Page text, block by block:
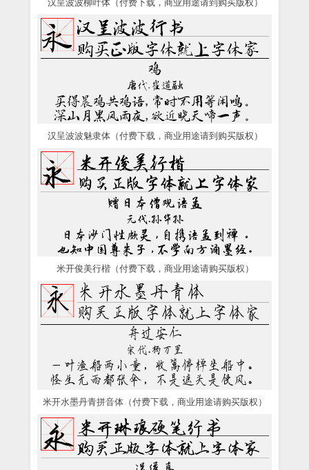
汉呈波波柳叶体（付费下载，商业用途请到购买版权）
汉呈波波魅隶体（付费下载，商业用途请到购买版权）
米开俊美行楷（付费下载，商业用途请购买版权）
米开水墨丹青拼音体（付费下载，商业用途请购买版权）